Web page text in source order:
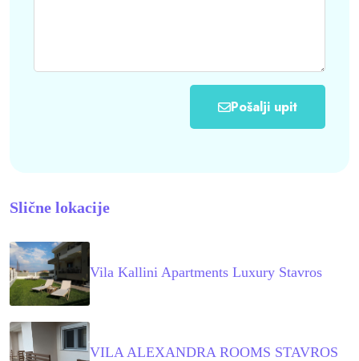
Pošalji upit
Slične lokacije
Vila Kallini Apartments Luxury Stavros
VILA ALEXANDRA ROOMS STAVROS